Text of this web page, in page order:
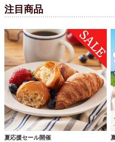
注目商品
夏応援セール開催